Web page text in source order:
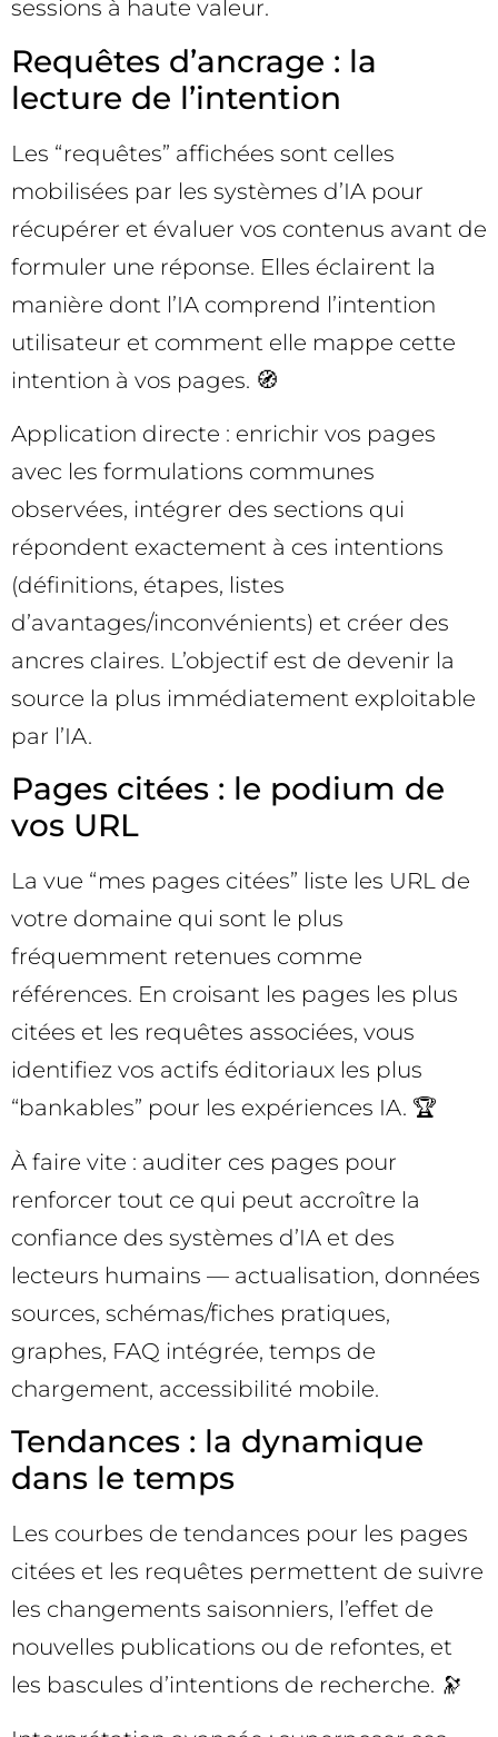
sessions à haute valeur.
Requêtes d’ancrage : la
lecture de l’intention
Les “requêtes” affichées sont celles
mobilisées par les systèmes d’IA pour
récupérer et évaluer vos contenus avant de
formuler une réponse. Elles éclairent la
manière dont l’IA comprend l’intention
utilisateur et comment elle mappe cette
intention à vos pages. 🧭
Application directe : enrichir vos pages
avec les formulations communes
observées, intégrer des sections qui
répondent exactement à ces intentions
(définitions, étapes, listes
d’avantages/inconvénients) et créer des
ancres claires. L’objectif est de devenir la
source la plus immédiatement exploitable
par l’IA.
Pages citées : le podium de
vos URL
La vue “mes pages citées” liste les URL de
votre domaine qui sont le plus
fréquemment retenues comme
références. En croisant les pages les plus
citées et les requêtes associées, vous
identifiez vos actifs éditoriaux les plus
“bankables” pour les expériences IA. 🏆
À faire vite : auditer ces pages pour
renforcer tout ce qui peut accroître la
confiance des systèmes d’IA et des
lecteurs humains — actualisation, données
sources, schémas/fiches pratiques,
graphes, FAQ intégrée, temps de
chargement, accessibilité mobile.
Tendances : la dynamique
dans le temps
Les courbes de tendances pour les pages
citées et les requêtes permettent de suivre
les changements saisonniers, l’effet de
nouvelles publications ou de refontes, et
les bascules d’intentions de recherche. 🔭